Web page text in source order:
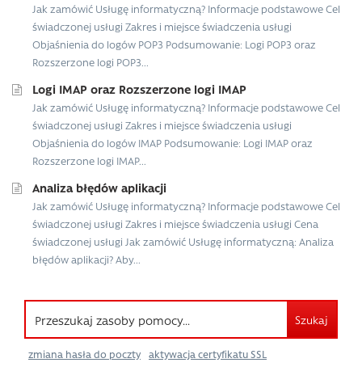
Jak zamówić Usługę informatyczną? Informacje podstawowe Cel
świadczonej usługi Zakres i miejsce świadczenia usługi
Objaśnienia do logów POP3 Podsumowanie: Logi POP3 oraz
Rozszerzone logi POP3...
Logi IMAP oraz Rozszerzone logi IMAP
Jak zamówić Usługę informatyczną? Informacje podstawowe Cel
świadczonej usługi Zakres i miejsce świadczenia usługi
Objaśnienia do logów IMAP Podsumowanie: Logi IMAP oraz
Rozszerzone logi IMAP...
Analiza błędów aplikacji
Jak zamówić Usługę informatyczną? Informacje podstawowe Cel
świadczonej usługi Zakres i miejsce świadczenia usługi Cena
świadczonej usługi Jak zamówić Usługę informatyczną: Analiza
błędów aplikacji? Aby...
Szukaj
zmiana hasła do poczty
aktywacja certyfikatu SSL